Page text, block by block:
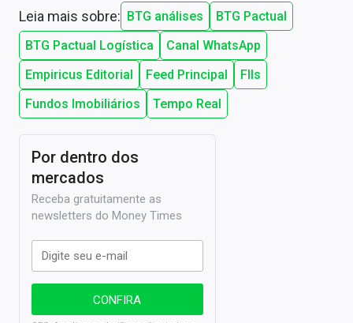
Leia mais sobre: BTG análises
BTG Pactual
BTG Pactual Logística
Canal WhatsApp
Empiricus Editorial
Feed Principal
FIIs
Fundos Imobiliários
Tempo Real
Por dentro dos
mercados
Receba gratuitamente as
newsletters do Money Times